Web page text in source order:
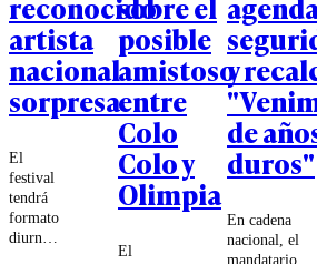
artista
nacional
sorpresa
El
festival
tendrá
formato
diurno,
posible
amistoso
entre
Colo
Colo y
Olimpia
El
y
de
duros"
En cadena
nacional, el
mandatario